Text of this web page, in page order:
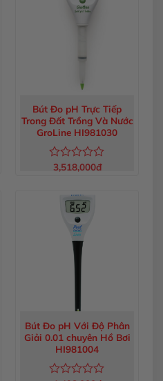
Bút Đo pH Trực Tiếp
Trong Đất Trồng Và Nước
GroLine HI981030
Được
3,518,000đ
Bút Đo pH Với Độ Phân
Giải 0.01 chuyên Hồ Bơi
HI981004